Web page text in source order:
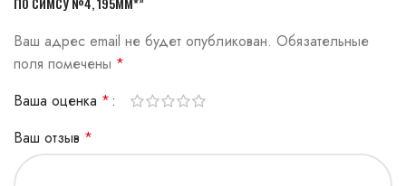
Ваш адрес email не будет опубликован. Обязательные
поля помечены *
Ваша оценка *
Ваш отзыв *